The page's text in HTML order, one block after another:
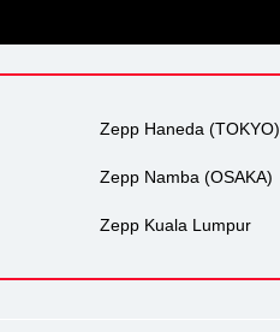
Zepp Haneda (TOKYO)
Zepp Namba (OSAKA)
Zepp Kuala Lumpur